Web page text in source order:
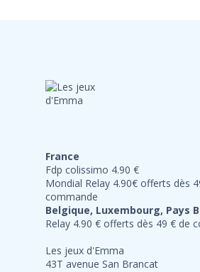
France
Fdp colissimo 4.90 €
Mondial Relay 4.90€ offerts dès
commande
Belgique, Luxembourg, Pays
Relay 4.90 € offerts dès 49 € de
Les jeux d'Emma
43T avenue San Brancat